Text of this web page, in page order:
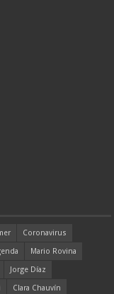
Coronavirus
Mario Rovina
Jorge Díaz
Clara Chauvín